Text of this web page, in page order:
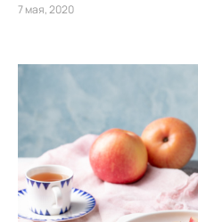
7 мая, 2020